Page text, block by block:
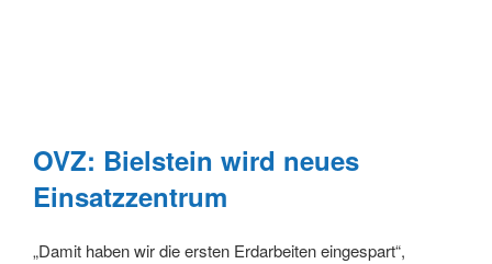
OVZ: Bielstein wird neues
Einsatzzentrum
„Damit haben wir die ersten Erdarbeiten eingespart“,